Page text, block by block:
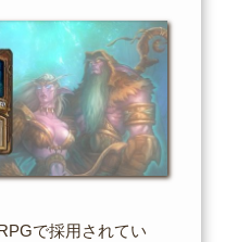
で採用されてい